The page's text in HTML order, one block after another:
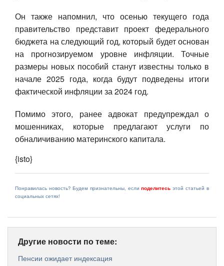
Он также напомнил, что осенью текущего года
правительство представит проект федерального
бюджета на следующий год, который будет основан
на прогнозируемом уровне инфляции. Точные
размеры новых пособий станут известны только в
начале 2025 года, когда будут подведены итоги
фактической инфляции за 2024 год.
Помимо этого, ранее адвокат предупреждал о
мошенниках, которые предлагают услуги по
обналичиванию материнского капитала.
{isto}
Понравилась новость? Будем признательны, еслиподелитесь этой статьей в
социальных сетях!
Другие новости по теме:
Пенсии ожидает индексация